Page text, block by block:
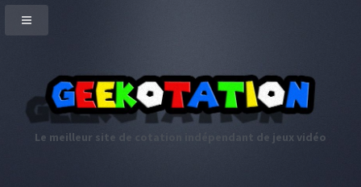
Le meilleur site de cotation indépendant de jeux vidéo